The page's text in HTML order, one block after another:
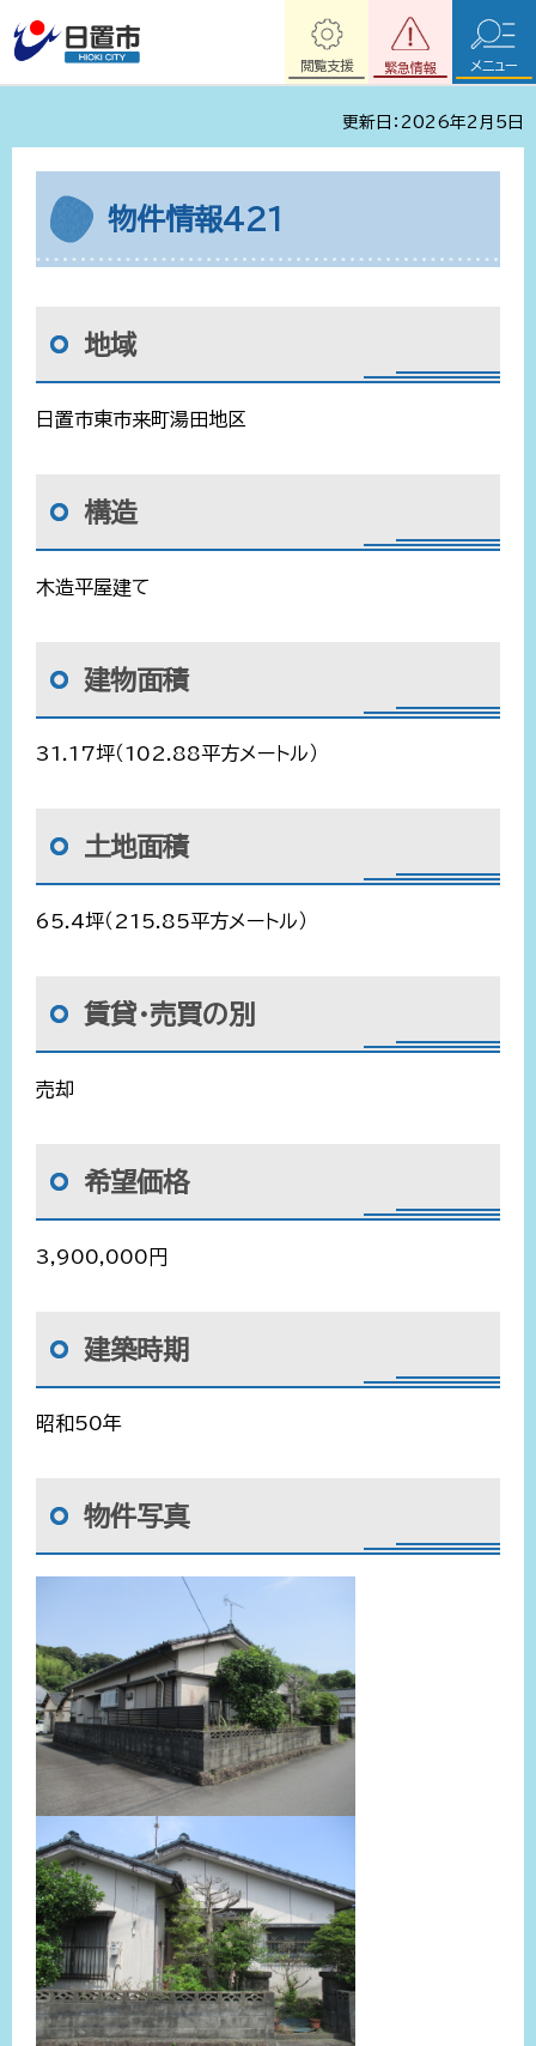
緊急情報
閲覧支援 メニュー
更新日：2026年2月5日
物件情報421
地域
日置市東市来町湯田地区
構造
木造平屋建て
建物面積
31.17坪（102.88平方メートル）
土地面積
65.4坪（215.85平方メートル）
賃貸・売買の別
売却
希望価格
3,900,000円
建築時期
昭和50年
物件写真